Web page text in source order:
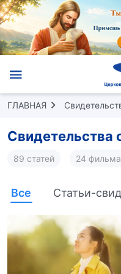
ГЛАВНАЯ
Свидетельства
89 статей 24 фильма
Все Статьи-